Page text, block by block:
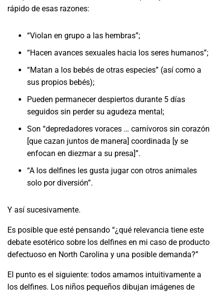
rápido de esas razones:
“Violan en grupo a las hembras”;
“Hacen avances sexuales hacia los seres humanos”;
“Matan a los bebés de otras especies” (así como a
sus propios bebés);
Pueden permanecer despiertos durante 5 días
seguidos sin perder su agudeza mental;
Son “depredadores voraces … carnívoros sin corazón
[que cazan juntos de manera] coordinada [y se
enfocan en diezmar a su presa]”.
“A los delfines les gusta jugar con otros animales
solo por diversión”.
Y así sucesivamente.
Es posible que esté pensando “¿qué relevancia tiene este
debate esotérico sobre los delfines en mi caso de producto
defectuoso en North Carolina y una posible demanda?”
El punto es el siguiente: todos amamos intuitivamente a
los delfines. Los niños pequeños dibujan imágenes de